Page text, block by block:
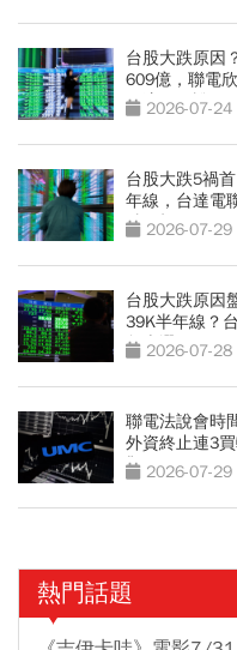
台股大跌原因
609億，聯電
買這天再說
2026-07-24
台股大跌5禍
年線，台達電
3訊號2026-07-29
台股大跌原因
39K半年線？
怎麼選
2026-07-28
聯電法說會時
外資終止連3
觀？2026-07-29
熱門話題